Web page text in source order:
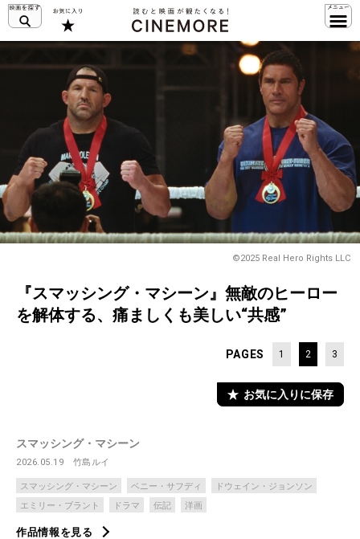
©2025 Real Hero Rights LLC
『スマッシング・マシーン』無敵のヒーロー
を解体する、痛ましくも美しい“共感”
PAGES 1 2 3
お気に入りに保存
スマッシング・マシーン
2026.05.19 竹島ルイ
スマッシング・マシーン ベニー・サフディ
ドウェイン・ジョンソン
エミリー・ブラント
ドラマ 伝記 洋画
作品情報を見る